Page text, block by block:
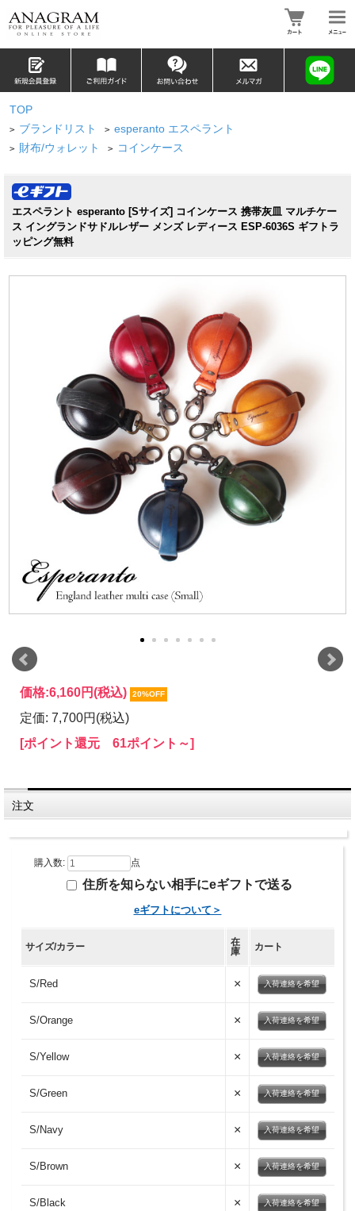
TOP
> ブランドリスト > esperanto エスペラント
> 財布/ウォレット > コインケース
エスペラント esperanto [Sサイズ] コインケース 携帯灰皿 マルチケー
ス イングランドサドルレザー メンズ レディース ESP-6036S ギフトラ
ッピング無料
価格:6,160円(税込) 20%OFF
定価: 7,700円(税込)
[ポイント還元 61ポイント～]
注文
購入数: 点
住所を知らない相手にeギフトで送る
eギフトについて＞
サイズ/カラー
在
庫
カート
S/Red × 入荷連絡を希望
S/Orange × 入荷連絡を希望
S/Yellow × 入荷連絡を希望
S/Green × 入荷連絡を希望
S/Navy × 入荷連絡を希望
S/Brown × 入荷連絡を希望
S/Black × 入荷連絡を希望